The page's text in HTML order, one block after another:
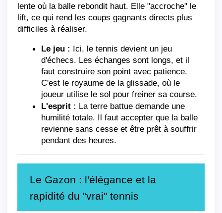
lente où la balle rebondit haut. Elle "accroche" le
lift, ce qui rend les coups gagnants directs plus
difficiles à réaliser.
Le jeu : Ici, le tennis devient un jeu
d'échecs. Les échanges sont longs, et il
faut construire son point avec patience.
C'est le royaume de la glissade, où le
joueur utilise le sol pour freiner sa course.
L'esprit : La terre battue demande une
humilité totale. Il faut accepter que la balle
revienne sans cesse et être prêt à souffrir
pendant des heures.
Le Gazon : l'élégance et la
rapidité du "vrai" tennis